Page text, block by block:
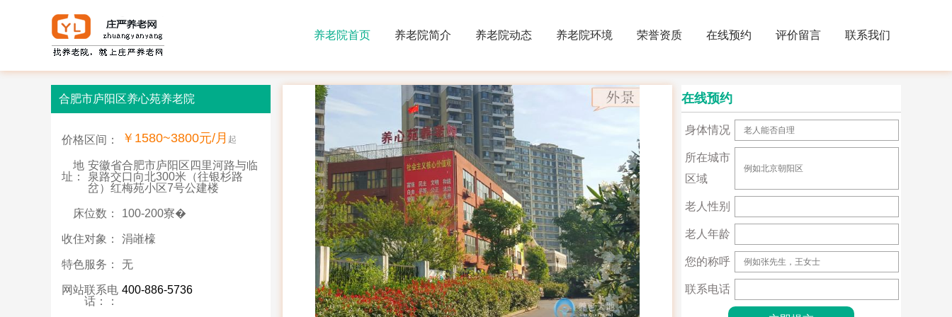
养老院首页 养老院简介 养老院动态 养老院环境 荣誉资质 在线预约 评价留言 联系我们
合肥市庐阳区养心苑养老院
价格区间： ￥1580~3800元/月 起
地
址：
安徽省合肥市庐阳区四里河路与临
泉路交口向北300米（往银杉路
岔）红梅苑小区7号公建楼
床位数： 100-200寮�
收住对象： 涓嶉檺
特色服务： 无
网站联系电
话：：
400-886-5736
在线预约
身体情况
所在城市
区域
老人性别
老人年龄
您的称呼
联系电话